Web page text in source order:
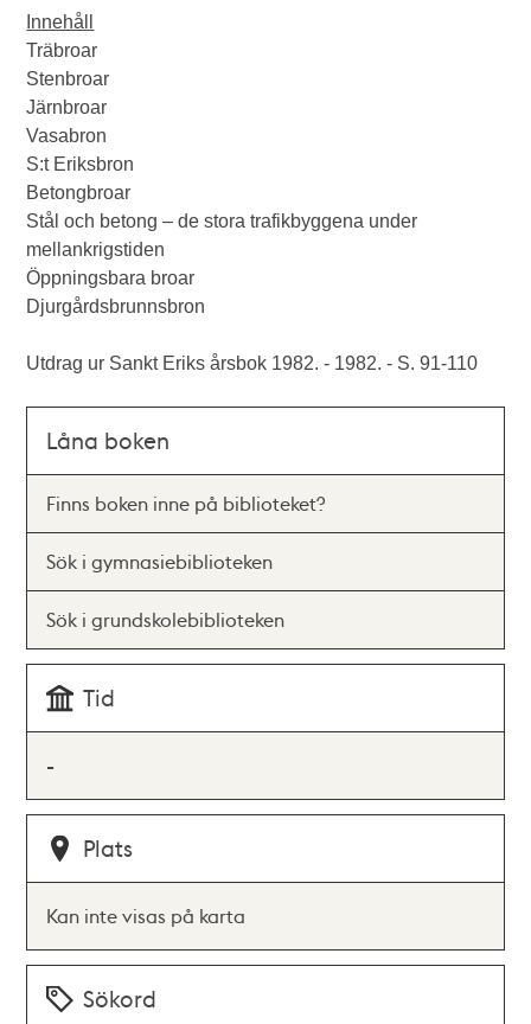
Innehåll
Träbroar
Stenbroar
Järnbroar
Vasabron
S:t Eriksbron
Betongbroar
Stål och betong – de stora trafikbyggena under
mellankrigstiden
Öppningsbara broar
Djurgårdsbrunnsbron
Utdrag ur Sankt Eriks årsbok 1982. - 1982. - S. 91-110
Låna boken
Finns boken inne på biblioteket?
Sök i gymnasiebiblioteken
Sök i grundskolebiblioteken
Tid
-
Plats
Kan inte visas på karta
Sökord